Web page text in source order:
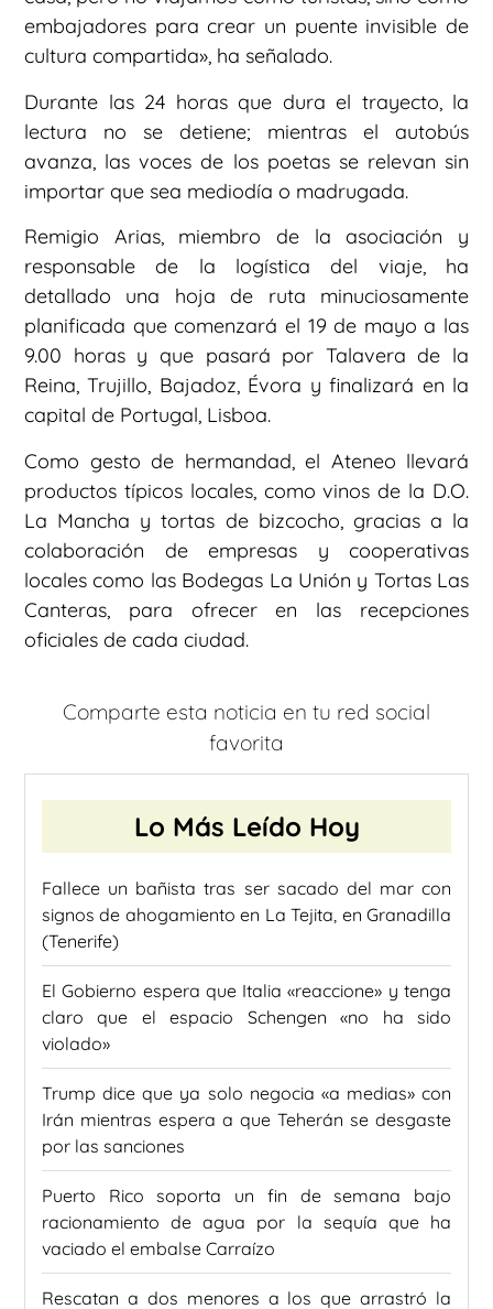
embajadores para crear un puente invisible de
cultura compartida», ha señalado.
Durante las 24 horas que dura el trayecto, la
lectura no se detiene; mientras el autobús
avanza, las voces de los poetas se relevan sin
importar que sea mediodía o madrugada.
Remigio Arias, miembro de la asociación y
responsable de la logística del viaje, ha
detallado una hoja de ruta minuciosamente
planificada que comenzará el 19 de mayo a las
9.00 horas y que pasará por Talavera de la
Reina, Trujillo, Bajadoz, Évora y finalizará en la
capital de Portugal, Lisboa.
Como gesto de hermandad, el Ateneo llevará
productos típicos locales, como vinos de la D.O.
La Mancha y tortas de bizcocho, gracias a la
colaboración de empresas y cooperativas
locales como las Bodegas La Unión y Tortas Las
Canteras, para ofrecer en las recepciones
oficiales de cada ciudad.
Comparte esta noticia en tu red social
favorita
Lo Más Leído Hoy
Fallece un bañista tras ser sacado del mar con
signos de ahogamiento en La Tejita, en Granadilla
(Tenerife)
El Gobierno espera que Italia «reaccione» y tenga
claro que el espacio Schengen «no ha sido
violado»
Trump dice que ya solo negocia «a medias» con
Irán mientras espera a que Teherán se desgaste
por las sanciones
Puerto Rico soporta un fin de semana bajo
racionamiento de agua por la sequía que ha
vaciado el embalse Carraízo
Rescatan a dos menores a los que arrastró la